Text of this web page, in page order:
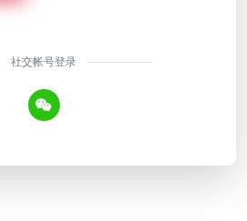
社交帐号登录